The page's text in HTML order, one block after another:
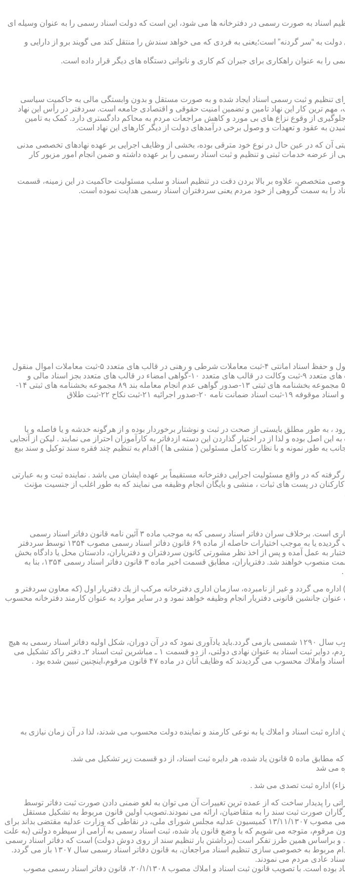
اسناد به صورت رسمی در دفترخانه ها می شود، این است که دولت اسناد رسمی را به عنوان وسیله ای
به “سر گردنه” است؛یعنی به فردی که می خواهد سندش را منتقل کند می گویند برو از دارایی و
به عنوان راهکاری برای جبران کم کاری و ناتوانی دستگاه های دیگر قرار داده است.
تنظیم و ثبت رسمی اسناد ایجاد شده و به صورت مستقل و بدون وابستگی مالی به حاکمیت سیاسی
ترین کار این نهاد تامین و تضمین امنیت حقوقی و اقتصادی جامعه است. سردفتر در رأس این نهاد
از وقوع نزاع های بی مورد و کاهش مراجعات مردم به محاکم دادگستری دارد. کمک به تامین
به عقود و تعهدات و وصول برخی درآمدهای دولت از دیگر کارهای این نهاد است.
آن که در عین حال در نوع خود مترقی بوده، بخشی از وظایف اجرایی بر عهده نهادهای تخصصی مدنی
عرضه خدمات ثبتی و تنظیم و ثبت اسناد رسمی را بر عهده داشته و ضمن انجام امور مزبور کار
متخصص، علاوه بر بالا بردن دقت در تنظیم اسناد و سلب مسئولیت حاکمیت در این زمینه، قسمت
را به سمت گروهی از خود مردم یعنی سردفتران اسناد رسمی هدایت نموده است.
۱-ثبت اسناد مطابق مقررات قانونی ۲-ارائه مواد مصدق از اسناد ثبت شده ۳-تصدیق صحت امضاء،قبول و حفظ اسناد امانتی ۴-ثبت معاملات شرطی و رهنی در قالب های متعدد ۵-ثبت معاملات اموال منقول
۶-ثبت معاملات اموال غیر منقول ۷-ثبت وصیت در قالبهای عهدی و تکمیلی ۸-ثبت اقرارنامه در قالب های متعدد ۹-ثبت وکالت در قالب های متعدد ۱۰-گواهی امضاء در قالب های متعدد بجز اسناد مالی و
معاملاتی ۱۱-تصدیق کپی اسناد و اوراق مراجعین ۱۲-دریافت قبوض سپرده مستاجرین در قالب بند ۵۲ مجموعه بخشنامه های ثبتی ۱۳-صدور گواهی عدم انجام معامله بند ۸۹ مجموعه بخشنامه های ثبتی ۱۴-
، به طور مطلق بایستی از صحت در ثبت و نوشتار برخوردار بوده و از هرگونه خدشه و یا فاصله و یا
بوده و لذا از در اختیار گذاردن این دسته ازدفاتر به کارآموزان احتراز می نمایند . لیکن از آنجایی
به طور نمونه و با نظارت کامل مسئولین ( منشی ها ) اقدام به تنظیم چند فقره سند توکیل و سند بیع
قرارگرفته که در واقع مسئولیت اجرایی دفترخانه مستقیماً بر عهده ایشان می باشد . نماینده ثبت و به عبارتی
کارکنان در پست های ثبات ، منشی و بایگان انجام وظیفه می نمایند که به طور اغلب از جنسیت مؤنث
یكی از مناصب بسیار مهم، خطیر و مورد بحث در حقوق مربوط به دفاتر اسناد رسمی، منصب دفتر یاری است. برخلاف سران دفاتر اسناد رسمی كه به موجب ماده ۳ آئین نامه قانون دفاتر اسناد رسمی
(اصلاحی ۲۷/۱۱/۱۳۶۰) به طور سراسری و عمومی، از طریق آگهی، امتحانات ورودی و اختبار، انتخاب گردیده یا به موجب اختیارات حاصله از ماده ۶۹ قانون دفاتر اسناد رسمی مصوب ۱۳۵۴ توسط سردفتر
به عمل آمده و پس از اخذ نظر مشورتی كانون سردفتران و دفتریاران، دادستان محل یا دادگاه بخش
(حسب مورد) توسط سازمان ثبت اسناد و املاك كشور پیشنهاد و با ابلاغ ریاست قوه قضائیه به این سمت منصوب خواهند شد. دفتریاران، مطابق قسمت اخیر ماده ۳ قانون دفاتر اسناد رسمی ۱۳۵۴، بنا به
اداره می گردد و غیر از نامبرده، سازمان اداری دفترخانه مركب از یك دفتریار اول (كه معاون سردفتر و
جانشین قانونی دفتریار انجام وظیفه خواهد نمود و در سایر موارد به عنوان كارمند دفترخانه محسوب
نطفه اولیه و ابتدایی شكل گیری مركزیتی جهت ثبت رسمی اسناد مراجعان، به قانون ثبت اسناد مصوب سال ۱۲۹۰ شمسی بازمی گردد.باید یادآوری نمود كه در آن دوران، شكل اولیه دفاتر اسناد رسمی به هیچ
عنوان جنبه استقلالی نداشته است. مطابق قانون یاد شده، به منظور رسمیت دادن به اسناد قاطبه مردم، دوایر ثبت اسناد به عنوان نهادی دولتی، از دو قسمت ۱ ـ مباشرین ثبت اسناد ۲ـ دفتر راكد تشكیل می
كه وظایف آنان در ماده ۴۷ قانون مرقوم،اینچنین تبیین شده بود .
ثبت اسناد و املاك یا به نوعی كارمند و نماینده دولت محسوب می شدند، لذا در آن زمان نیازی به
در ماده ۴۷ قانون سابق مندرج شده بود) تغییراتی را پدیدار ساخت كه از عمده ترین تغییرات آن می توان به لغو ضمنی دادن صورت ثبت دفاتر توسط
صورت ثبت سند را به متقاضیان، ارائه می نمودند.تصویب اولین قانون مربوط به تشكیل مستقل
دفترخانه های اسناد رسمی، به سال ۱۳۰۷ باز می گردد. مطابق ماده ۱ قانون تشكیل دفاتر اسناد رسمی مصوب ۱۳/۱۱/۱۳۰۷ كمیسیون عدلیه مجلس شورای ملی، در نقاطی كه وزارت عدلیه مقتضی بداند برای
مرقوم، متوجه می شویم كه با وضع قانون یاد شده، ثبت اسناد رسمی به آرامی از سیطره دولتی (به علت
و براساس همین طرز تفكر است (برداشتن بار تنظیم سند از روی دوش دولت) است كه دفاتر اسناد رسمی
شكل می گیرد، علی رغم اینكه صلاحیت دفاتر در آن زمان محلی بوده است. به عبارت دیگر اولین اقدام مربوط به خصوصی سازی تنظیم اسناد مراجعان، به قانون دفاتر اسناد رسمی سال ۱۳۰۷ باز می گردد.
عادی مردم می نمودند.
در آن زمان، هر دفتر اسناد رسمی مركب از یك نفر صاحب دفتر و لااقل یك نفر نماینده اداره ثبت اسناد بوده است. با تصویب قانون ثبت اسناد و املاك مصوب ۲۰/۱/۱۳۰۸، قانون دفاتر اسناد رسمی مصوب